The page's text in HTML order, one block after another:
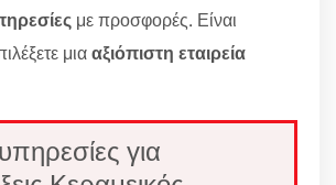
με προσφορές. Είναι
μιααξιόπιστη εταιρεία
για